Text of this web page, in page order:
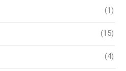
(1)
(15)
(4)